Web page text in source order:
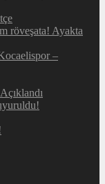
röveşata! Ayakta
–